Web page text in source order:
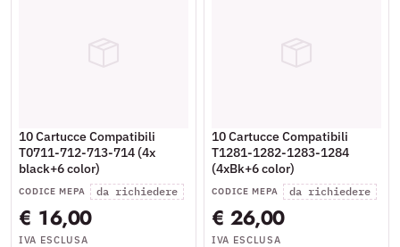
10 Cartucce Compatibili
T0711-712-713-714 (4x
black+6 color)
CODICE MEPA da richiedere
€ 16,00
IVA ESCLUSA
10 Cartucce Compatibili
T1281-1282-1283-1284
(4xBk+6 color)
CODICE MEPA da richiedere
€ 26,00
IVA ESCLUSA